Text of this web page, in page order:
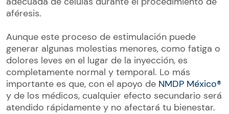
aféresis.
Aunque este proceso de estimulación puede
generar algunas molestias menores, como fatiga o
dolores leves en el lugar de la inyección, es
completamente normal y temporal. Lo más
importante es que, con el apoyo de NMDP México®
y de los médicos, cualquier efecto secundario será
atendido rápidamente y no afectará tu bienestar.